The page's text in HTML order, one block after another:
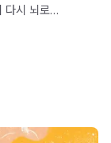
다시 뇌로
의 리듬을